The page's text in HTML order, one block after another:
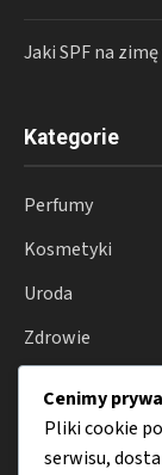
Jaki SPF na
Kategorie
Perfumy
Kosmetyki
Uroda
Zdrowie
Porady
Cenimy
Pliki cookie
serwisu,